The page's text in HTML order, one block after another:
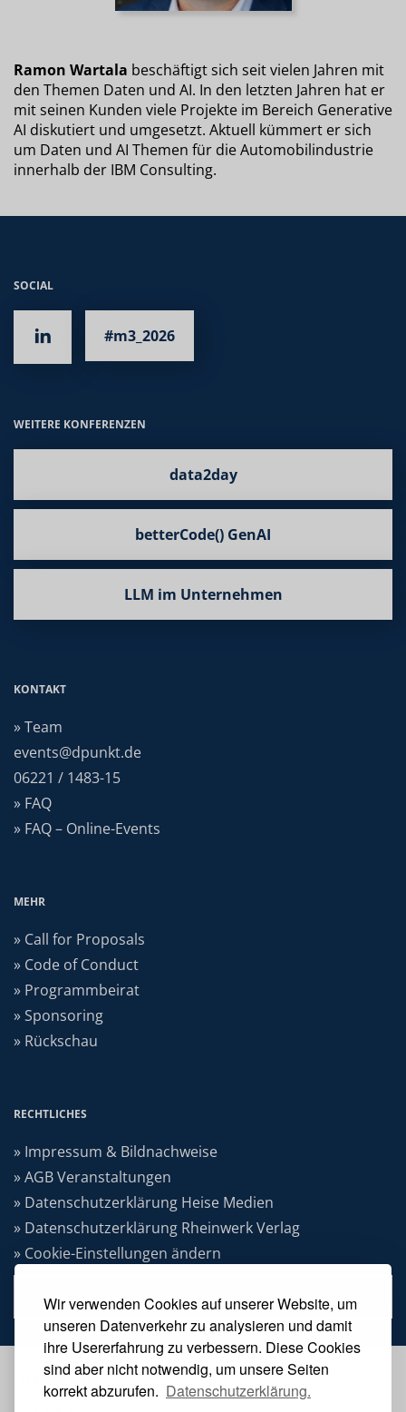
Wir verwenden Cookies auf unserer Website, um
unseren Datenverkehr zu analysieren und damit
ihre Usererfahrung zu verbessern. Diese Cookies
sind aber nicht notwendig, um unsere Seiten
korrekt abzurufen. Datenschutzerklärung.
Ramon Wartala beschäftigt sich seit vielen Jahren mit
den Themen Daten und AI. In den letzten Jahren hat er
mit seinen Kunden viele Projekte im Bereich Generative
AI diskutiert und umgesetzt. Aktuell kümmert er sich
um Daten und AI Themen für die Automobilindustrie
innerhalb der IBM Consulting.
SOCIAL
#m3_2026
WEITERE KONFERENZEN
data2day
betterCode() GenAI
LLM im Unternehmen
KONTAKT
» Team
events@dpunkt.de
06221 / 1483-15
» FAQ
» FAQ – Online-Events
MEHR
» Call for Proposals
» Code of Conduct
» Programmbeirat
» Sponsoring
» Rückschau
RECHTLICHES
» Impressum & Bildnachweise
» AGB Veranstaltungen
» Datenschutzerklärung Heise Medien
» Datenschutzerklärung Rheinwerk Verlag
» Cookie-Einstellungen ändern
» Vertrag widerrufen
VERANSTALTER